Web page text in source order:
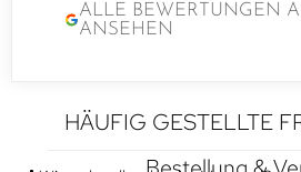
ALLE BEWERTUNGEN
ANSEHEN
HÄUFIG GESTELLTE